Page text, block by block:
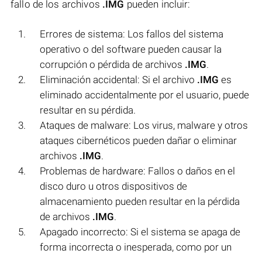
fallo de los archivos .IMG pueden incluir:
Errores de sistema: Los fallos del sistema
operativo o del software pueden causar la
corrupción o pérdida de archivos .IMG.
Eliminación accidental: Si el archivo .IMG es
eliminado accidentalmente por el usuario, puede
resultar en su pérdida.
Ataques de malware: Los virus, malware y otros
ataques cibernéticos pueden dañar o eliminar
archivos .IMG.
Problemas de hardware: Fallos o daños en el
disco duro u otros dispositivos de
almacenamiento pueden resultar en la pérdida
de archivos .IMG.
Apagado incorrecto: Si el sistema se apaga de
forma incorrecta o inesperada, como por un